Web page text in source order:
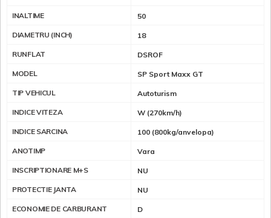
INALTIME 50
DIAMETRU (INCH) 18
RUNFLAT DSROF
MODEL SP Sport Maxx GT
TIP VEHICUL Autoturism
INDICE VITEZA W (270km/h)
INDICE SARCINA 100 (800kg/anvelopa)
ANOTIMP Vara
INSCRIPTIONARE M+S NU
PROTECTIE JANTA NU
ECONOMIE DE CARBURANT D